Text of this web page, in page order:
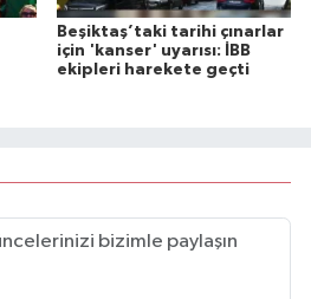
Beşiktaş’taki tarihi çınarlar
için 'kanser' uyarısı: İBB
ekipleri harekete geçti